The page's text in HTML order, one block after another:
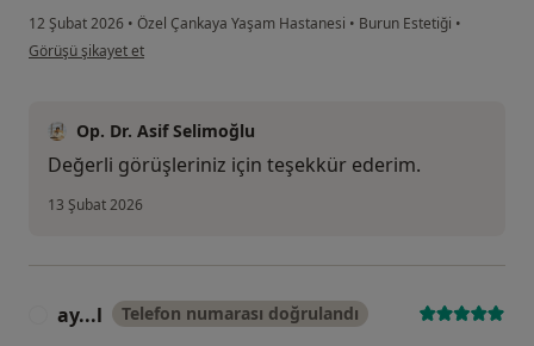
12 Şubat 2026 • Özel Çankaya Yaşam Hastanesi • Burun Estetiği •
kullanıcının görüşüne göre y....r
Görüşü şikayet et
Op. Dr. Asif Selimoğlu
Değerli görüşleriniz için teşekkür ederim.
13 Şubat 2026
ay...l Telefon numarası doğrulandı